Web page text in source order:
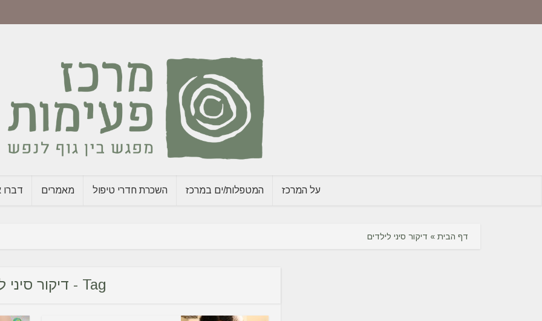
על המרכז המטפלות/ים במרכז השכרת חדרי טיפול מאמרים דברו
דף הבית » דיקור סיני לילדים
Tag - דיקור סיני לילדים